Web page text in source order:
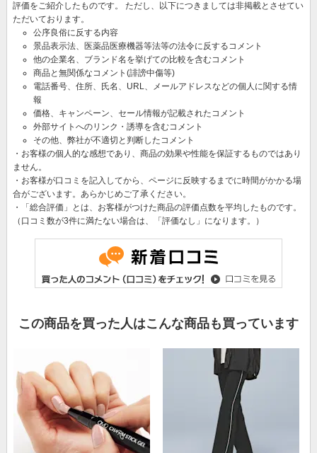
評価をご紹介したものです。 ただし、以下につきましては非掲載とさせてい
ただいております。
公序良俗に反する内容
景品表示法、医薬品医療機器等法等の法令に反するコメント
他の企業名、ブランド名を挙げての比較を含むコメント
商品と無関係なコメント(誹謗中傷等)
電話番号、住所、氏名、URL、メールアドレスなどの個人に関する情
報
価格、キャンペーン、セール情報が記載されたコメント
外部サイトへのリンク・誘導を含むコメント
その他、弊社が不適切と判断したコメント
・お客様の個人的な感想であり、商品の効果や性能を保証するものではあり
ません。
・お客様が口コミを記入してから、ページに反映するまでに時間がかかる場
合がございます。あらかじめご了承ください。
・「総合評価」とは、お客様がつけた商品の評価点数を平均したものです。
（口コミ数が3件に満たない場合は、「評価なし」になります。）
この商品を買った人はこんな商品も買っています